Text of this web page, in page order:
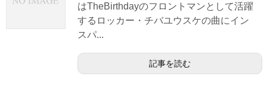
はTheBirthdayのフロントマンとして活躍
するロッカー・チバユウスケの曲にイン
スパ...
記事を読む